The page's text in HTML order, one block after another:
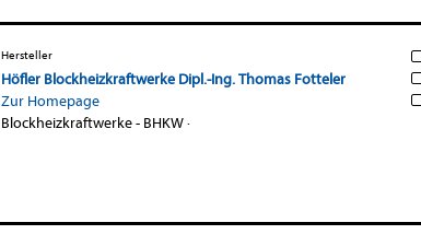
Hersteller
Höfler Blockheizkraftwerke Dipl.-Ing. Thomas Fotteler
Zur Homepage
Blockheizkraftwerke - BHKW·